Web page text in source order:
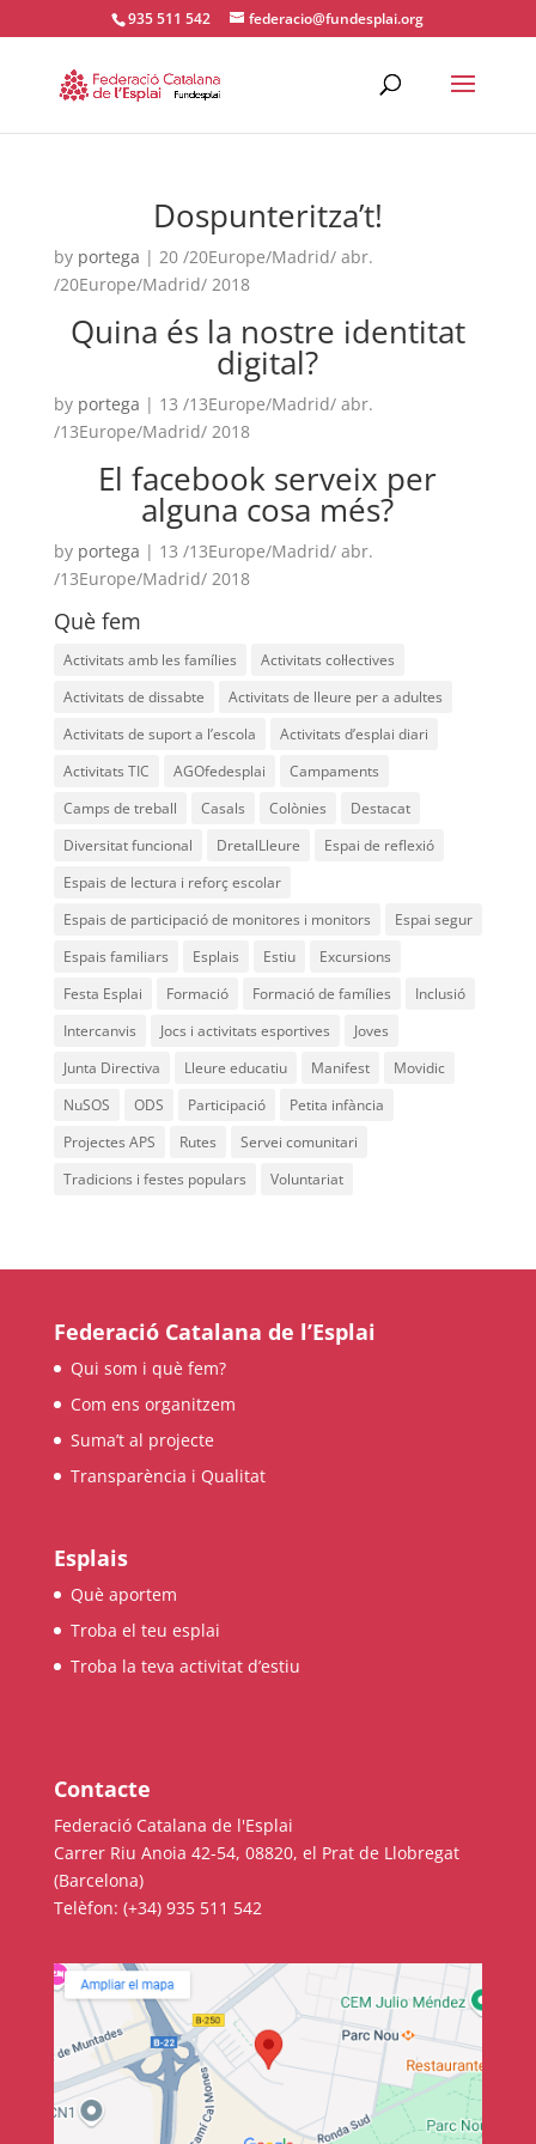
935 511 542 federacio@fundesplai.org
Dospunteritza’t!
by portega | 20 /20Europe/Madrid/ abr.
/20Europe/Madrid/ 2018
Quina és la nostre identitat
digital?
by portega | 13 /13Europe/Madrid/ abr.
/13Europe/Madrid/ 2018
El facebook serveix per
alguna cosa més?
by portega | 13 /13Europe/Madrid/ abr.
/13Europe/Madrid/ 2018
Què fem
Activitats amb les famílies
Activitats col·lectives
Activitats de dissabte
Activitats de lleure per a adultes
Activitats de suport a l’escola
Activitats d’esplai diari
Activitats TIC
AGOfedesplai
Campaments
Camps de treball
Casals Colònies
Destacat
Diversitat funcional
DretalLleure
Espai de reflexió
Espais de lectura i reforç escolar
Espais de participació de monitores i monitors
Espai segur
Espais familiars
Esplais Estiu
Excursions
Festa Esplai
Formació Formació de famílies
Inclusió
Intercanvis
Jocs i activitats esportives
Joves
Junta Directiva
Lleure educatiu Manifest
Movidic
NuSOS
ODS Participació
Petita infància
Projectes APS
Rutes
Servei comunitari
Tradicions i festes populars
Voluntariat
Federació Catalana de l’Esplai
Qui som i què fem?
Com ens organitzem
Suma’t al projecte
Transparència i Qualitat
Esplais
Què aportem
Troba el teu esplai
Troba la teva activitat d’estiu
Contacte
Federació Catalana de l'Esplai
Carrer Riu Anoia 42-54, 08820, el Prat de Llobregat
(Barcelona)
Telèfon: (+34) 935 511 542
ACTIVITATS D'ESTIU
MÓN ESCOLAR
ALBERG CENTRE ESPLAI
FORMACIÓ
CASES DE COLÒNIES
ACCIÓ SOCIAL I JOVES
ESPLAIS
SUPORT TERCER SECTOR
CONEIX FUNDESPLAI
La Fundació
L'equip
ACTUALITAT
Notícies
Fundesplai als mitjans
Xarxes socials
COL·LABORA